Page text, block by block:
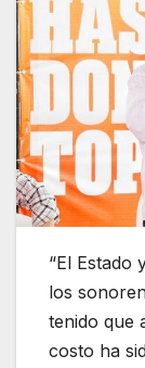
“El Estado
los
tenido que
costo ha